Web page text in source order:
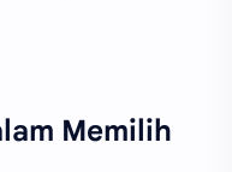
Memilih